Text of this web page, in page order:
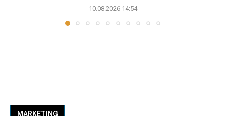
10.08.2026 14:54
MARKETING